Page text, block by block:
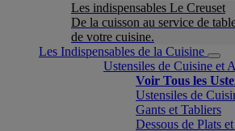
Les indispensables Le Creuset
De la cuisson au service de
de votre cuisine.
Les Indispensables de la Cuisine
Ustensiles de Cuisine et
Voir Tous les
Ustensiles de
Gants et Tabliers
Dessous de Plats